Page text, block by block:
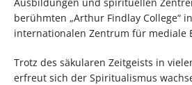
berühmten „Arthur Findlay College“
internationalen Zentrum für mediale
Trotz des säkularen Zeitgeists in
erfreut sich der Spiritualismus